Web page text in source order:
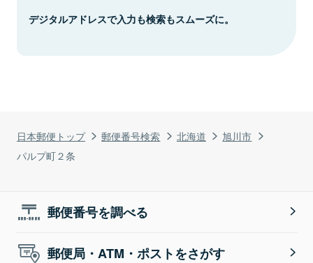
日本郵便トップ 郵便番号検索 北海道
旭川市
パルプ町２条
デジタルアドレスで入力も検索もスムーズに。
郵便番号を調べる
郵便局・ATM・ポストをさがす